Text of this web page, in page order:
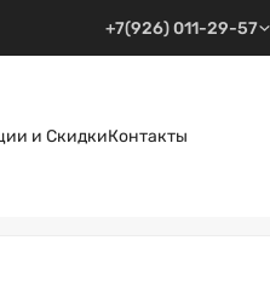
+7(926) 011-29-57
и СкидкиКонтакты